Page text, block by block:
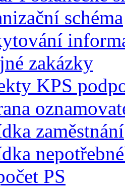
schéma
zakázky
KPS
zaměstnání
PS